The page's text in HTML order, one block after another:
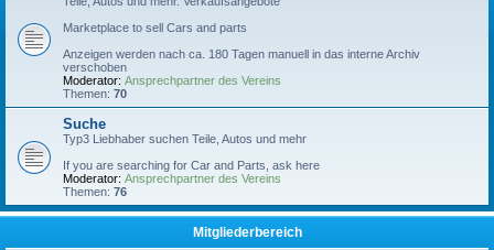
Marketplace to sell Cars and parts
Anzeigen werden nach ca. 180 Tagen manuell in das interne Archiv
verschoben
Moderator: Ansprechpartner des Vereins
Themen: 70
Suche
Typ3 Liebhaber suchen Teile, Autos und mehr
If you are searching for Car and Parts, ask here
Moderator: Ansprechpartner des Vereins
Themen: 76
Mitgliederbereich